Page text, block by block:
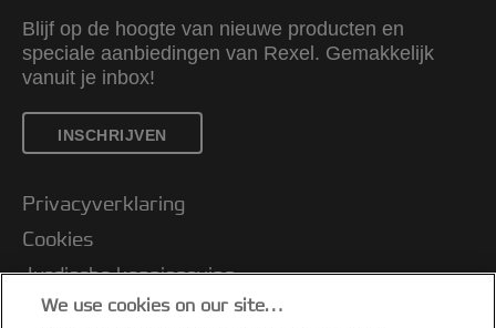
Blijf op de hoogte van nieuwe producten en
speciale aanbiedingen van Rexel. Gemakkelijk
vanuit je inbox!
INSCHRIJVEN
Privacyverklaring
Cookies
Jurdische kennisgeving
Imprint
We use cookies on our site…